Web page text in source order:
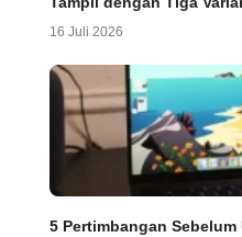
16 Juli 2026
5 Pertimbangan